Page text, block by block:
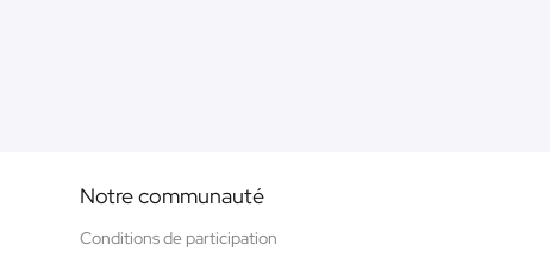
Notre communauté
Conditions de participation